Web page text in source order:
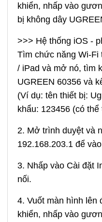
khiển, nhấp vào
bị không dây
>>> Hệ thống iOS -
Tìm chức năng Wi-Fi
/ iPad và mở nó, tìm
UGREEN 60356 và
(Ví dụ: tên thiết bị:
khẩu: 123456 (có thể
2. Mở trình duyệt và
192.168.203.1 để
3. Nhấp vào Cài đặt
nối.
4. Vuốt màn hình lên
khiển, nhấp vào